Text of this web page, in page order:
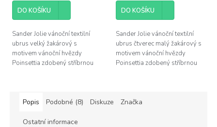
DO KOŠÍKU
Sander Jolie vánoční textilní
ubrus velký žakárový s
motivem vánoční hvězdy
Poinsettia zdobený stříbrnou
DO KOŠÍKU
Sander Jolie vánoční textilní
ubrus čtverec malý žakárový s
motivem vánoční hvězdy
Poinsettia zdobený stříbrnou
Popis Podobné (8) Diskuze Značka
Ostatní informace